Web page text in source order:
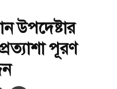
উপদেষ্টার
পূরণ